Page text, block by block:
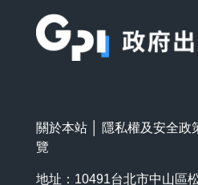
關於本站 隱私權及安全政
覽
地址：10491台北市中山區